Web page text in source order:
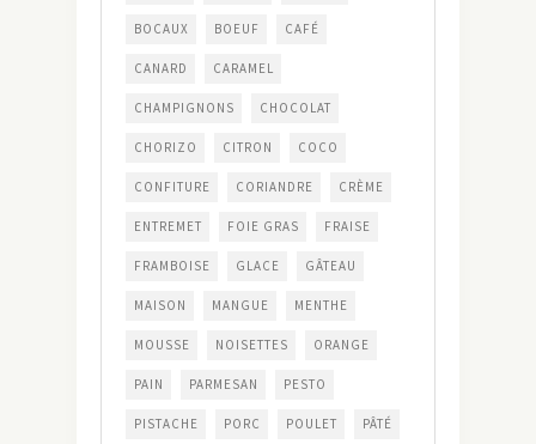
BOCAUX BOEUF CAFÉ
CANARD CARAMEL
CHAMPIGNONS CHOCOLAT
CHORIZO CITRON COCO
CONFITURE CORIANDRE CRÈME
ENTREMET FOIE GRAS FRAISE
FRAMBOISE GLACE GÂTEAU
MAISON MANGUE MENTHE
MOUSSE NOISETTES ORANGE
PAIN PARMESAN PESTO
PISTACHE PORC POULET PÂTÉ